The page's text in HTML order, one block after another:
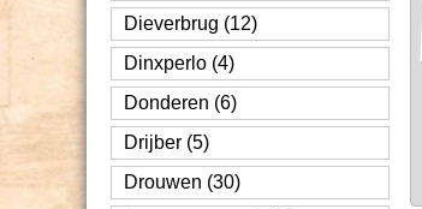
Dieverbrug (12)
Dinxperlo (4)
Donderen (6)
Drijber (5)
Drouwen (30)